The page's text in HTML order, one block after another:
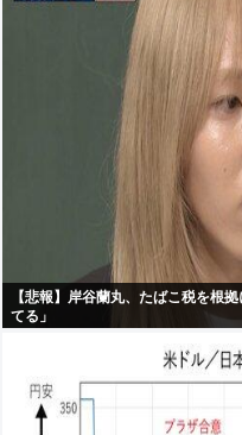
【悲報】岸谷蘭丸、たばこ税を根
てる」